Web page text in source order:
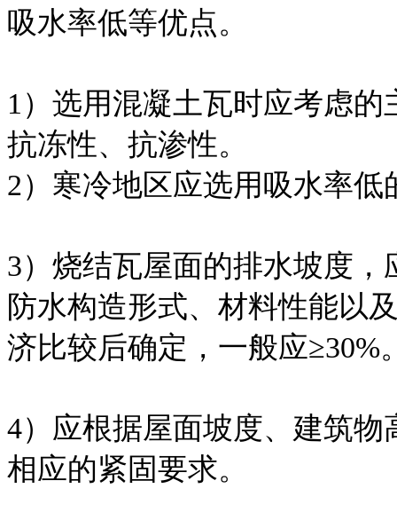
吸水率低等优点。
1）选用混凝土瓦时应考虑
抗冻性、抗渗性。
2）寒冷地区应选用吸水率低
3）烧结瓦屋面的排水坡度
防水构造形式、材料性能以
济比较后确定，一般应≥30%
4）应根据屋面坡度、建筑
相应的紧固要求。